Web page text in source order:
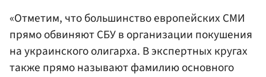
«Отметим, что большинство европейских СМИ
прямо обвиняют СБУ в организации покушения
на украинского олигарха. В экспертных кругах
также прямо называют фамилию основного